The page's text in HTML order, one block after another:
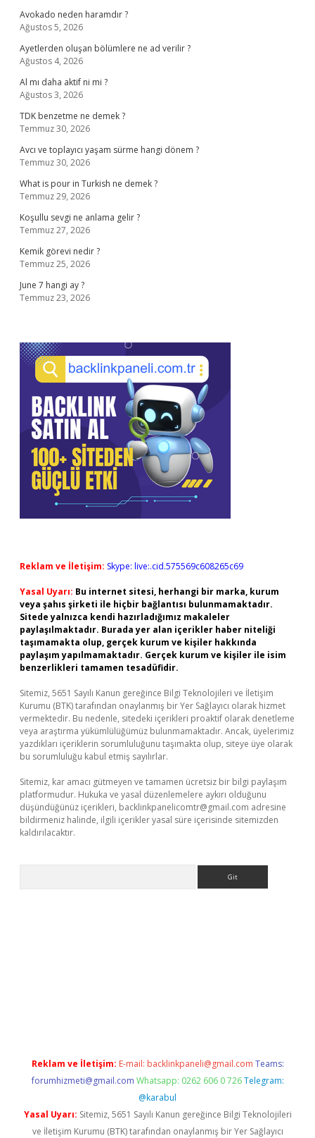
Avokado neden haramdır ?
Ağustos 5, 2026
Ayetlerden oluşan bölümlere ne ad verilir ?
Ağustos 4, 2026
Al mı daha aktif ni mi ?
Ağustos 3, 2026
TDK benzetme ne demek ?
Temmuz 30, 2026
Avcı ve toplayıcı yaşam sürme hangi dönem ?
Temmuz 30, 2026
What is pour in Turkish ne demek ?
Temmuz 29, 2026
Koşullu sevgi ne anlama gelir ?
Temmuz 27, 2026
Kemik görevi nedir ?
Temmuz 25, 2026
June 7 hangi ay ?
Temmuz 23, 2026
Reklam ve İletişim: Skype: live:.cid.575569c608265c69
Yasal Uyarı: Bu internet sitesi, herhangi bir marka, kurum
veya şahıs şirketi ile hiçbir bağlantısı bulunmamaktadır.
Sitede yalnızca kendi hazırladığımız makaleler
paylaşılmaktadır. Burada yer alan içerikler haber niteliği
taşımamakta olup, gerçek kurum ve kişiler hakkında
paylaşım yapılmamaktadır. Gerçek kurum ve kişiler ile isim
benzerlikleri tamamen tesadüfidir.
Sitemiz, 5651 Sayılı Kanun gereğince Bilgi Teknolojileri ve İletişim
Kurumu (BTK) tarafından onaylanmış bir Yer Sağlayıcı olarak hizmet
vermektedir. Bu nedenle, sitedeki içerikleri proaktif olarak denetleme
veya araştırma yükümlülüğümüz bulunmamaktadır. Ancak, üyelerimiz
yazdıkları içeriklerin sorumluluğunu taşımakta olup, siteye üye olarak
bu sorumluluğu kabul etmiş sayılırlar.
Sitemiz, kar amacı gütmeyen ve tamamen ücretsiz bir bilgi paylaşım
platformudur. Hukuka ve yasal düzenlemelere aykırı olduğunu
düşündüğünüz içerikleri, backlinkpanelicomtr@gmail.com adresine
bildirmeniz halinde, ilgili içerikler yasal süre içerisinde sitemizden
kaldırılacaktır.
Reklam ve İletişim: E-mail: backlinkpaneli@gmail.com Teams:
forumhizmeti@gmail.com Whatsapp: 0262 606 0 726 Telegram:
@karabul
Yasal Uyarı: Sitemiz, 5651 Sayılı Kanun gereğince Bilgi Teknolojileri
ve İletişim Kurumu (BTK) tarafından onaylanmış bir Yer Sağlayıcı